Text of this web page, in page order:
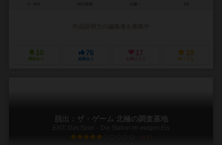
10
興味あり
76
経験あり
17
お気に入り
19
持ってる
脱出：ザ・ゲーム 北極の調査基地
EXIT: Das Spiel – Die Station im ewigen Eis
5.9